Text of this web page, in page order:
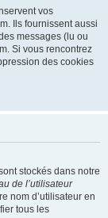
vos
Ils fournissent aussi
messages (lu ou
Si vous rencontrez
des cookies
stockés dans notre
de l’utilisateur
nom d’utilisateur en
tous les